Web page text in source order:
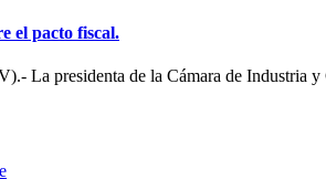
el pacto fiscal.
La presidenta de la Cámara de Industria